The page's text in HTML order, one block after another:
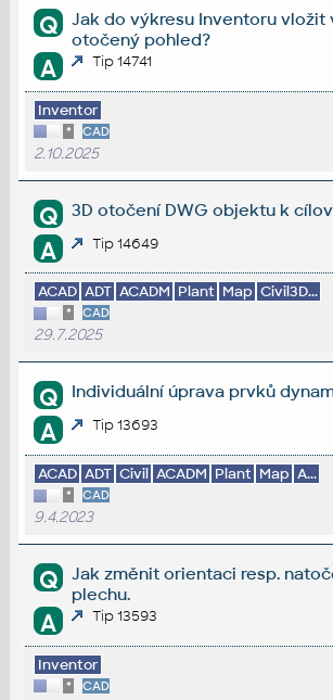
Q
Jak do výkresu Inventoru vložit
otočený pohled?
A Tip 14741
Inventor
* CAD
2.10.2025
Q 3D otočení DWG objektu k
A Tip 14649
ACAD ADT ACADM Plant Map Civil3D...
* CAD
29.7.2025
Q Individuální úprava prvků
A Tip 13693
ACAD ADT Civil ACADM Plant Map A...
* CAD
9.4.2023
Q
Jak změnit orientaci resp.
plechu.
A Tip 13593
Inventor
* CAD